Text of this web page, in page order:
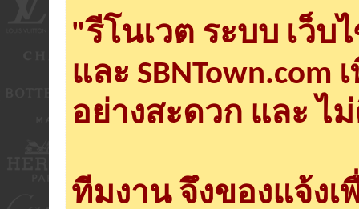
"รีโนเวต ระบบ เว็บ
และ
อย่างสะดวก และ ไ
ทีมงาน จึงของแจ้ง